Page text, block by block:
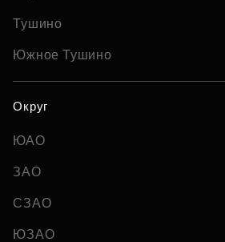
Тушино
Южное Тушино
Округ
ЮАО
ЗАО
СЗАО
ЮЗАО